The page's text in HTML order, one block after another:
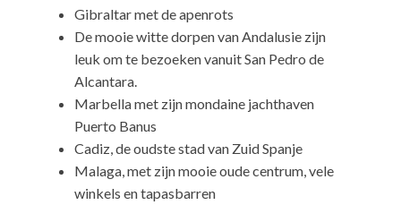
Gibraltar met de apenrots
De mooie witte dorpen van Andalusie zijn
leuk om te bezoeken vanuit San Pedro de
Alcantara.
Marbella met zijn mondaine jachthaven
Puerto Banus
Cadiz, de oudste stad van Zuid Spanje
Malaga, met zijn mooie oude centrum, vele
winkels en tapasbarren